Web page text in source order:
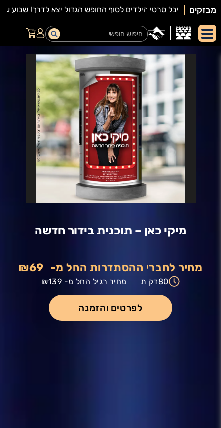
מבזקים
תיאור
המופע:
מיקי כאן – תוכנית בידור חדשה
מחיר לחברי ההסתדרות החל מ- ₪69
מחיר רגיל החל מ- ₪139 80דקות
לפרטים והזמנה